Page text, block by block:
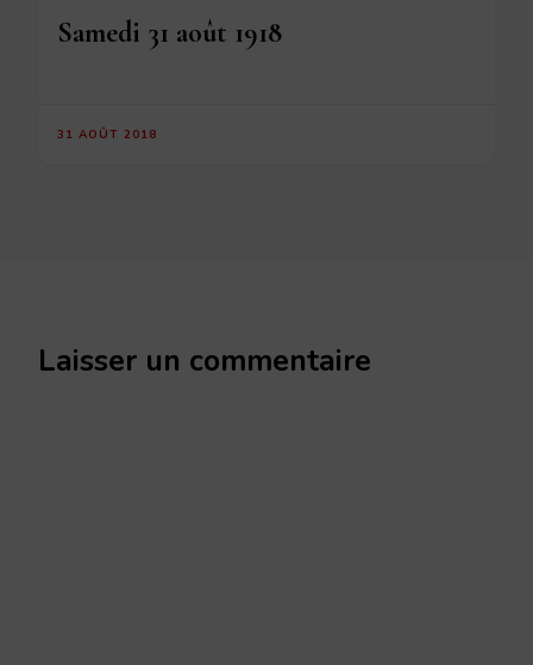
Samedi 31 août 1918
31 AOÛT 2018
Laisser un commentaire